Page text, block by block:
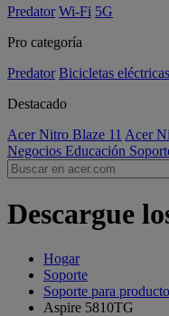
Predator Wi-Fi 5G
Pro categoría
Predator Bicicletas eléctricas
Destacado
Acer Nitro Blaze 11 Acer
Negocios Educación
Descargue
Hogar
Soporte
Soporte para
Aspire 5810TG